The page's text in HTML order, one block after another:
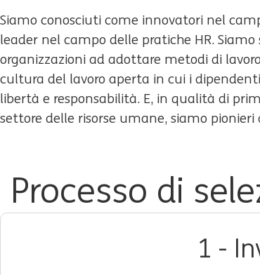
Siamo conosciuti come innovatori nel
leader nel campo delle pratiche HR.
organizzazioni ad adottare metodi di
cultura del lavoro aperta in cui i
libertà e responsabilità. E, in qualità di
settore delle risorse umane, siamo pionieri
Processo di
1 -